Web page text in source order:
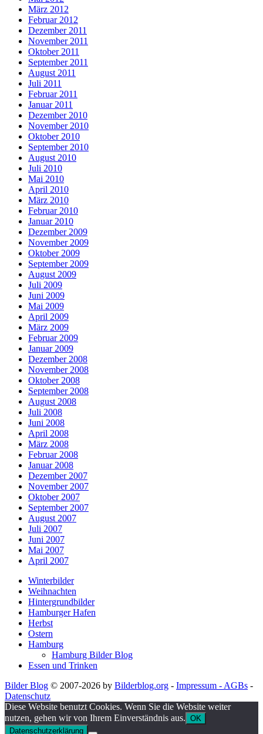
März 2012
Februar 2012
Dezember 2011
November 2011
Oktober 2011
September 2011
August 2011
Juli 2011
Februar 2011
Januar 2011
Dezember 2010
November 2010
Oktober 2010
September 2010
August 2010
Juli 2010
Mai 2010
April 2010
März 2010
Februar 2010
Januar 2010
Dezember 2009
November 2009
Oktober 2009
September 2009
August 2009
Juli 2009
Juni 2009
Mai 2009
April 2009
März 2009
Februar 2009
Januar 2009
Dezember 2008
November 2008
Oktober 2008
September 2008
August 2008
Juli 2008
Juni 2008
April 2008
März 2008
Februar 2008
Januar 2008
Dezember 2007
November 2007
Oktober 2007
September 2007
August 2007
Juli 2007
Juni 2007
Mai 2007
April 2007
Winterbilder
Weihnachten
Hintergrundbilder
Hamburger Hafen
Herbst
Ostern
Hamburg
Hamburg Bilder Blog
Essen und Trinken
Bilder Blog © 2007-2026 by Bilderblog.org - Impressum - AGBs -
Datenschutz
Diese Website benutzt Cookies. Wenn Sie die Website weiter
nutzen, gehen wir von Ihrem Einverständnis aus. OK
Datenschutzerklärung